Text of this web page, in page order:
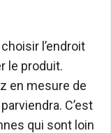
l’endroit
le produit.
en mesure de
C’est
qui sont loin